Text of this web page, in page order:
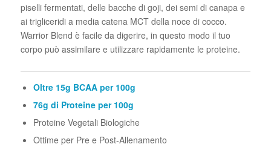
piselli fermentati, delle bacche di goji, dei semi di canapa e
ai trigliceridi a media catena MCT della noce di cocco.
Warrior Blend è facile da digerire, in questo modo il tuo
corpo può assimilare e utilizzare rapidamente le proteine.
Oltre 15g BCAA per 100g
76g di Proteine per 100g
Proteine Vegetali Biologiche
Ottime per Pre e Post-Allenamento